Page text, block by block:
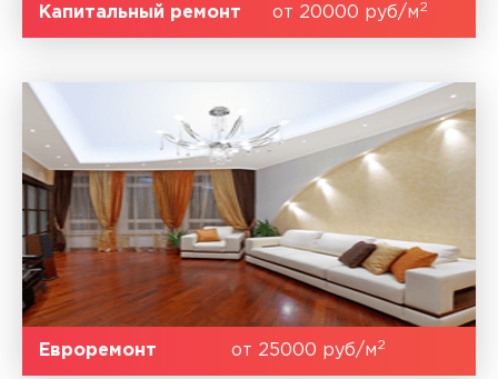
Капитальный ремонт от 20000 руб/м2
Евроремонт от 25000 руб/м2